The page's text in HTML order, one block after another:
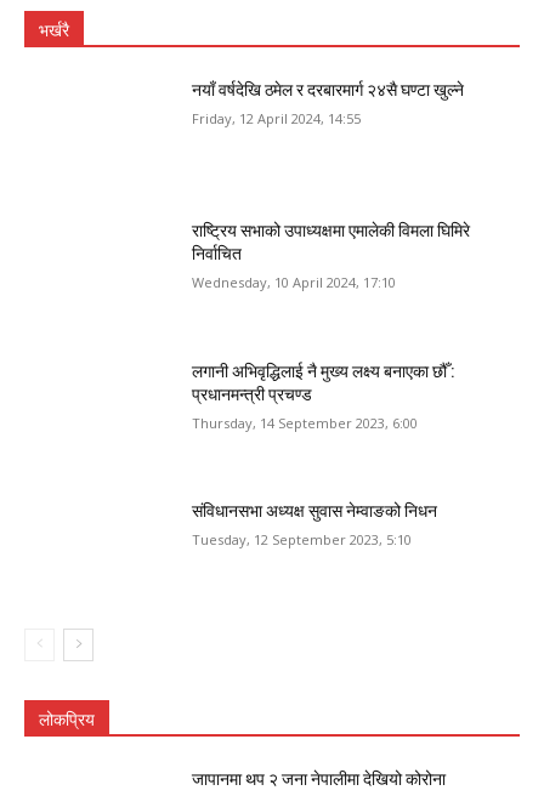
भर्खरै
नयाँ वर्षदेखि ठमेल र दरबारमार्ग २४सै घण्टा खुल्ने
Friday, 12 April 2024, 14:55
राष्ट्रिय सभाको उपाध्यक्षमा एमालेकी विमला घिमिरे
निर्वाचित
Wednesday, 10 April 2024, 17:10
लगानी अभिवृद्धिलाई नै मुख्य लक्ष्य बनाएका छौँ :
प्रधानमन्त्री प्रचण्ड
Thursday, 14 September 2023, 6:00
संविधानसभा अध्यक्ष सुवास नेम्वाङको निधन
Tuesday, 12 September 2023, 5:10
लोकप्रिय
जापानमा थप २ जना नेपालीमा देखियो कोरोना